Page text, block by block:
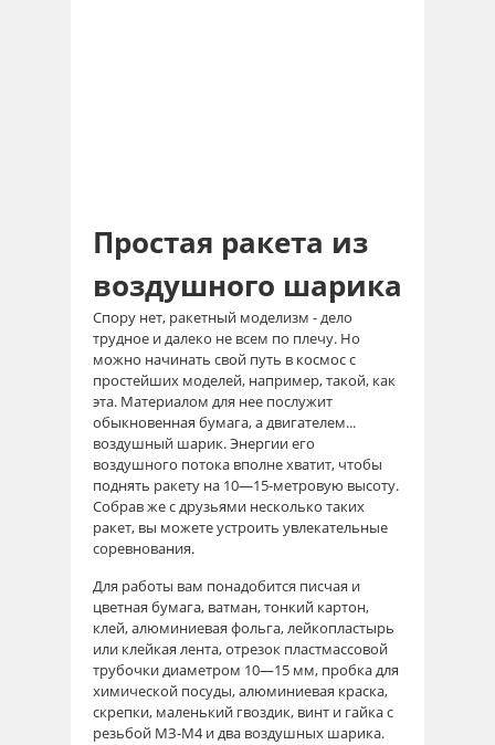
Простая ракета из
воздушного шарика
Спору нет, ракетный моделизм - дело
трудное и далеко не всем по плечу. Но
можно начинать свой путь в космос с
простейших моделей, например, такой, как
эта. Материалом для нее послужит
обыкновенная бумага, а двигателем...
воздушный шарик. Энергии его
воздушного потока вполне хватит, чтобы
поднять ракету на 10—15-метровую высоту.
Собрав же с друзьями несколько таких
ракет, вы можете устроить увлекательные
соревнования.
Для работы вам понадобится писчая и
цветная бумага, ватман, тонкий картон,
клей, алюминиевая фольга, лейкопластырь
или клейкая лента, отрезок пластмассовой
трубочки диаметром 10—15 мм, пробка для
химической посуды, алюминиевая краска,
скрепки, маленький гвоздик, винт и гайка с
резьбой МЗ-М4 и два воздушных шарика.